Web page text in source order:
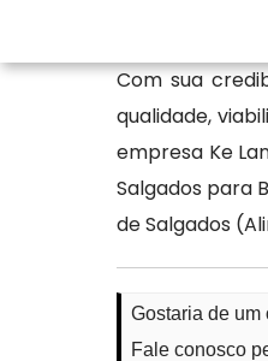
Com sua
qualidade,
empresa Ke
Salgados para
de Salgados
Gostaria de um
Fale conosco